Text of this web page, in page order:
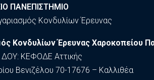
ΠΑΝΕΠΙΣΤΗΜΙΟ
Κονδυλίων Έρευνας
Κονδυλίων Έρευνας Χαροκοπείου
ΚΕΦΟΔΕ Αττικής
Βενιζέλου 70-17676 – Καλλιθέα